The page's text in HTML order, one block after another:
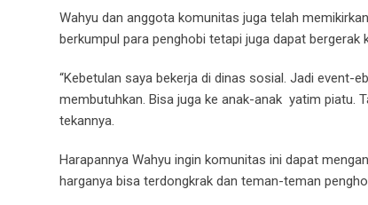
Wahyu dan anggota komunitas juga telah
berkumpul para penghobi tetapi juga dapat bergerak
“Kebetulan saya bekerja di dinas sosial. Jadi event-
membutuhkan. Bisa juga ke anak-anak yatim piatu.
tekannya.
Harapannya Wahyu ingin komunitas ini dapat
harganya bisa terdongkrak dan teman-teman